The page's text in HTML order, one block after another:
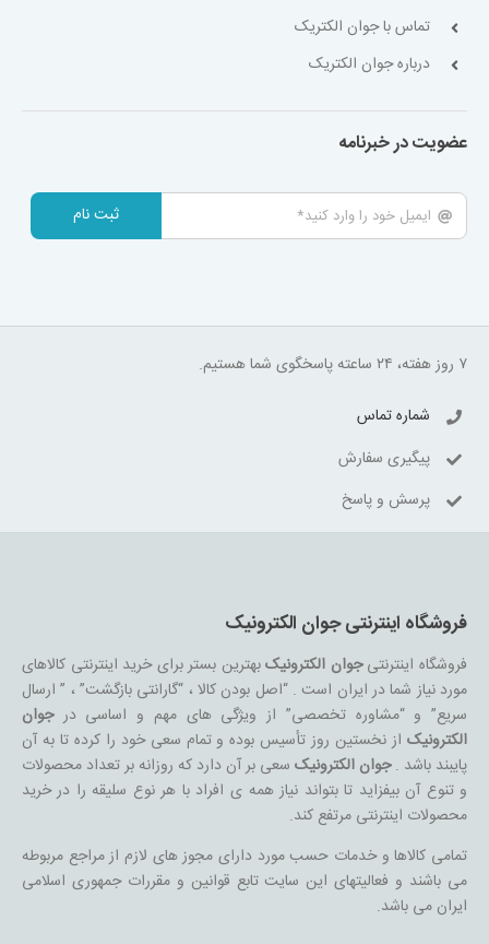
تماس با جوان الکتریک
درباره جوان الکتریک
عضویت در خبرنامه
ثبت نام
۷ روز هفته، ۲۴ ساعته پاسخگوی شما هستیم.
شماره تماس
پیگیری سفارش
پرسش و پاسخ
فروشگاه اینترنتی جوان الکترونیک
فروشگاه اینترنتیجوان الکترونیکبهترین بستر برای خرید اینترنتی کالاهای
مورد نیاز شما در ایران است . “اصل بودن کالا ، “گارانتی بازگشت” ، ” ارسال
سریع” و “مشاوره تخصصی” از ویژگی های مهم و اساسی درجوان
الکترونیکاز نخستین روز تأسیس بوده و تمام سعی خود را کرده تا به آن
پایبند باشد .جوان الکترونیکسعی بر آن دارد که روزانه بر تعداد محصولات
و تنوع آن بیفزاید تا بتواند نیاز همه ی افراد با هر نوع سلیقه را در خرید
محصولات اینترنتی مرتفع کند.
تمامی کالاها و خدمات حسب مورد دارای مجوز های لازم از مراجع مربوطه
می باشند و فعالیتهای این سایت تابع قوانین و مقررات جمهوری اسلامی
ایران می باشد.